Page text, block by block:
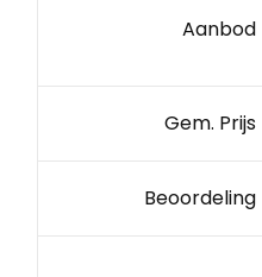
Aanbod
Gem. Prijs
Beoordeling